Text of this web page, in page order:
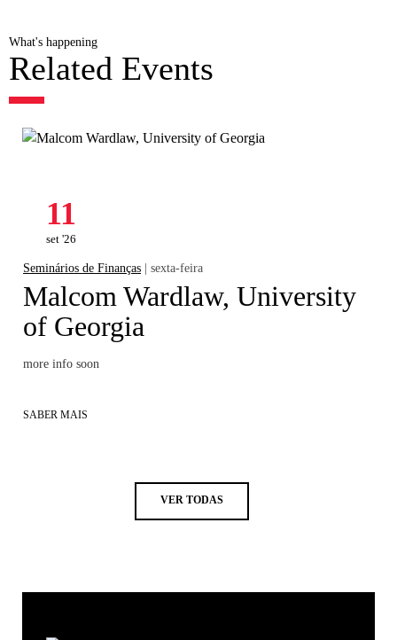
What's happening
Related Events
11
set '26
Seminários de Finanças | sexta-feira
Malcom Wardlaw, University
of Georgia
more info soon
SABER MAIS
VER TODAS